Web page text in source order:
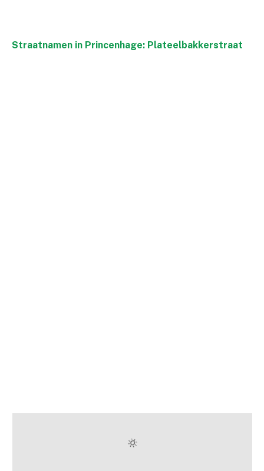
Straatnamen in Princenhage: Plateelbakkerstraat